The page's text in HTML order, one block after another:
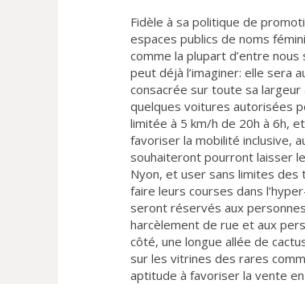
Fidèle à sa politique de
espaces publics de noms
comme la plupart d’entre
peut déjà l’imaginer: elle sera
consacrée sur toute sa
quelques voitures autorisées
limitée à 5 km/h de 20h à 6h,
favoriser la mobilité inclusive,
souhaiteront pourront laisser
Nyon, et user sans limites
faire leurs courses dans
seront réservés aux
harcèlement de rue et aux
côté, une longue allée de
sur les vitrines des rares
aptitude à favoriser la vente